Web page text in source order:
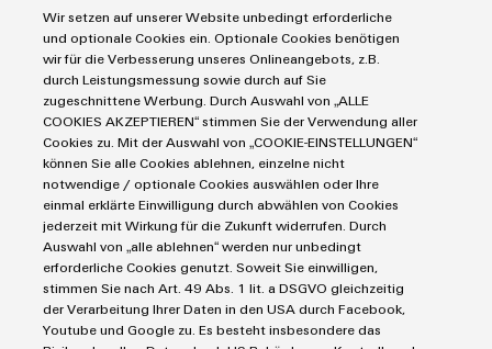
Individuell assemblierte
Individuell assemblierte Gehäuselösungen
Die clevere Kombination aus Beratung,
Wir setzen auf unserer Website unbedingt erforderliche
und optionale Cookies ein. Optionale Cookies benötigen
wir für die Verbesserung unseres Onlineangebots, z.B.
durch Leistungsmessung sowie durch auf Sie
zugeschnittene Werbung. Durch Auswahl von „ALLE
COOKIES AKZEPTIEREN“ stimmen Sie der Verwendung aller
Cookies zu. Mit der Auswahl von „COOKIE-EINSTELLUNGEN“
können Sie alle Cookies ablehnen, einzelne nicht
notwendige / optionale Cookies auswählen oder Ihre
einmal erklärte Einwilligung durch abwählen von Cookies
jederzeit mit Wirkung für die Zukunft widerrufen. Durch
Auswahl von „alle ablehnen“ werden nur unbedingt
erforderliche Cookies genutzt. Soweit Sie einwilligen,
stimmen Sie nach Art. 49 Abs. 1 lit. a DSGVO gleichzeitig
der Verarbeitung Ihrer Daten in den USA durch Facebook,
Youtube und Google zu. Es besteht insbesondere das